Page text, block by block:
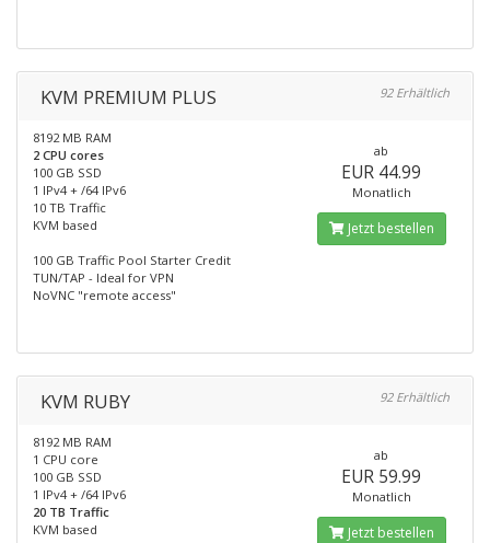
KVM PREMIUM PLUS 92 Erhältlich
8192 MB RAM
2 CPU cores
100 GB SSD
1 IPv4 + /64 IPv6
10 TB Traffic
KVM based
100 GB Traffic Pool Starter Credit
TUN/TAP - Ideal for VPN
NoVNC "remote access"
ab
EUR 44.99
Monatlich
Jetzt bestellen
KVM RUBY 92 Erhältlich
8192 MB RAM
1 CPU core
100 GB SSD
1 IPv4 + /64 IPv6
20 TB Traffic
KVM based
ab
EUR 59.99
Monatlich
Jetzt bestellen